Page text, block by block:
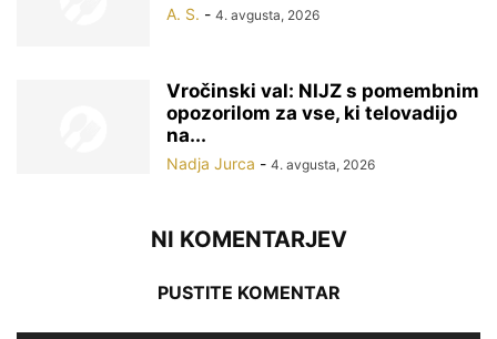
A. S. - 4. avgusta, 2026
Vročinski val: NIJZ s pomembnim
opozorilom za vse, ki telovadijo
na...
Nadja Jurca - 4. avgusta, 2026
NI KOMENTARJEV
PUSTITE KOMENTAR